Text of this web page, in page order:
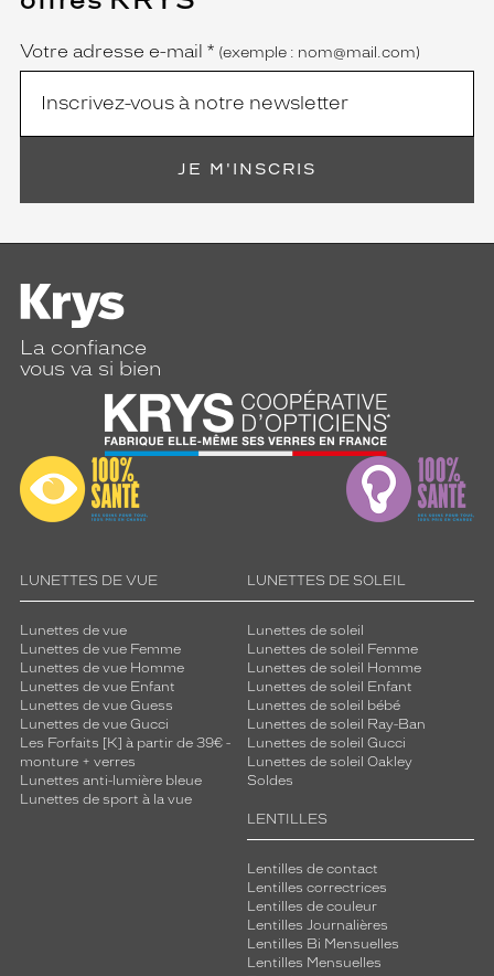
Votre adresse e-mail *
obligatoire)
(exemple : nom@mail.com)
JE M'INSCRIS
La confiance
vous va si bien
LUNETTES DE VUE
Lunettes de vue
Lunettes de vue Femme
Lunettes de vue Homme
Lunettes de vue Enfant
Lunettes de vue Guess
Lunettes de vue Gucci
Les Forfaits [K] à partir de 39€ -
monture + verres
Lunettes anti-lumière bleue
Lunettes de sport à la vue
LUNETTES DE SOLEIL
Lunettes de soleil
Lunettes de soleil Femme
Lunettes de soleil Homme
Lunettes de soleil Enfant
Lunettes de soleil bébé
Lunettes de soleil Ray-Ban
Lunettes de soleil Gucci
Lunettes de soleil Oakley
Soldes
LENTILLES
Lentilles de contact
Lentilles correctrices
Lentilles de couleur
Lentilles Journalières
Lentilles Bi Mensuelles
Lentilles Mensuelles